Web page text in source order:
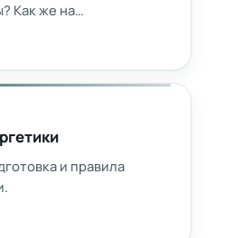
Как же на…
и правила